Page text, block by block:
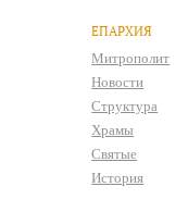
ЕПАРХИЯ
Митрополит
Новости
Структура
Храмы
Святые
История